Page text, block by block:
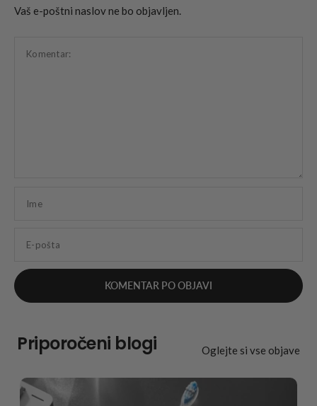
Vaš e-poštni naslov ne bo objavljen.
Komentar:
Ime
E-pošta
Priporočeni blogi Oglejte si vse objave